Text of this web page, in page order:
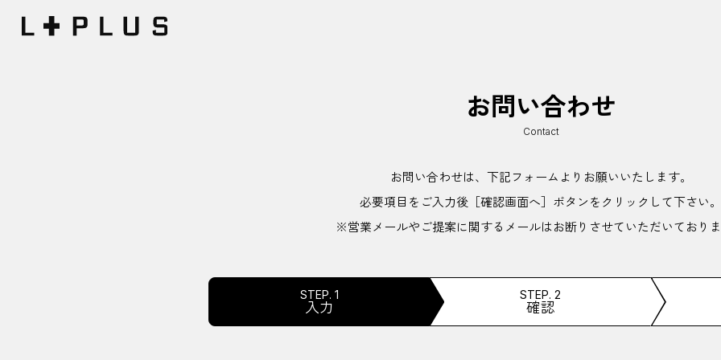
お問い合わせ
Contact
お問い合わせは、下記フォームよりお願いいたします。
必要項目をご入力後［確認画面へ］ボタンをクリックして下さい。
※営業メールやご提案に関するメールはお断りさせていただいておりま
STEP. 1
入力
STEP. 2
確認